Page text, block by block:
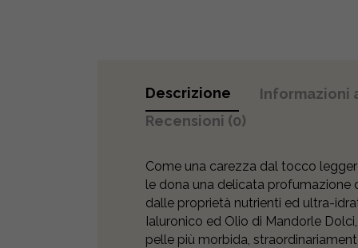
Descrizione
Informazioni
Recensioni (0)
Come una carezza dal tocco
le dona una delicata profumazione
dalle proprietà nutrienti ed ultra-
Ialuronico ed Olio di Mandorle
pelle più morbida,